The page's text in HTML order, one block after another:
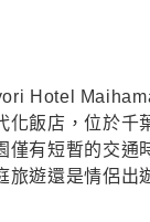
Hotel
化飯店，位於千
僅有短暫的交通
旅遊還是情侶出